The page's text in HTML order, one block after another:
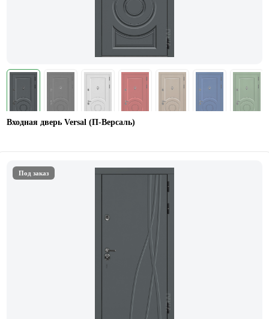
Входная дверь Versal (П-Версаль)
Под заказ